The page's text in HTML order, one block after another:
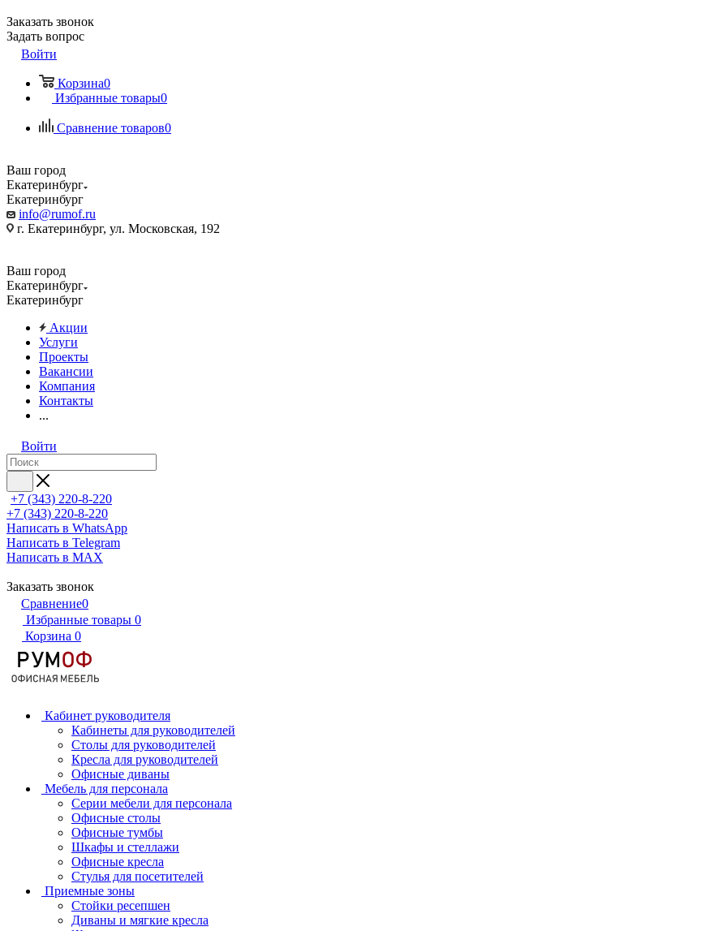
Заказать звонок
Задать вопрос
Войти
Корзина0
Избранные товары0
Сравнение товаров0
Ваш город
Екатеринбург
Екатеринбург
info@rumof.ru
г. Екатеринбург, ул. Московская, 192
Ваш город
Екатеринбург
Екатеринбург
Акции
Услуги
Проекты
Вакансии
Компания
Контакты
...
Войти
+7 (343) 220-8-220
+7 (343) 220-8-220
Написать в WhatsApp
Написать в Telegram
Написать в MAX
Заказать звонок
Сравнение0
Избранные товары 0
Корзина 0
Кабинет руководителя
Кабинеты для руководителей
Столы для руководителей
Кресла для руководителей
Офисные диваны
Мебель для персонала
Серии мебели для персонала
Офисные столы
Офисные тумбы
Шкафы и стеллажи
Офисные кресла
Стулья для посетителей
Приемные зоны
Стойки ресепшен
Диваны и мягкие кресла